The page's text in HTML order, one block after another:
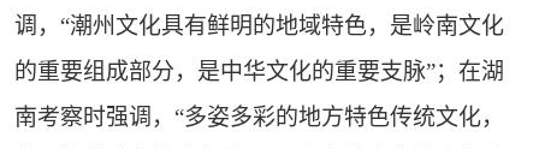
调，“潮州文化具有鲜明的地域特色，是岭南文化
的重要组成部分，是中华文化的重要支脉”；在湖
南考察时强调，“多姿多彩的地方特色传统文化，